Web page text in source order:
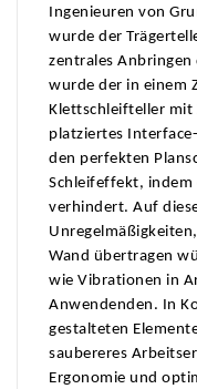
Ingenieuren von
wurde der
zentrales Anbringen
wurde der in einem
Klettschleifteller mit
platziertes
den perfekten
Schleifeffekt, indem
verhindert. Auf
Wand übertragen
wie Vibrationen in
Anwendenden. In
gestalteten
saubereres
Ergonomie und